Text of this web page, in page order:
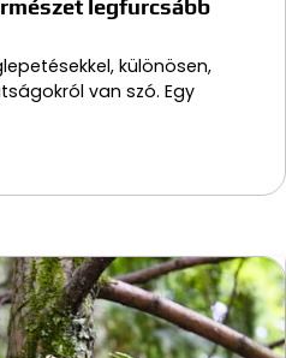
legfurcsább
különösen,
van szó. Egy